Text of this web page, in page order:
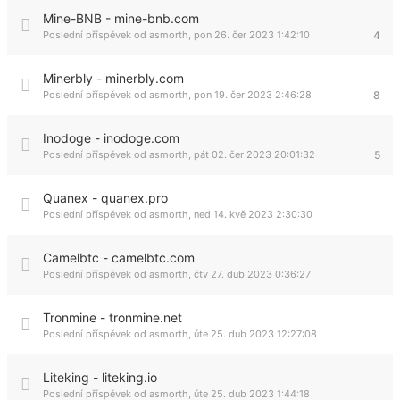
Mine-BNB - mine-bnb.com
4
Poslední příspěvek od asmorth, pon 26. čer 2023 1:42:10
Minerbly - minerbly.com
8
Poslední příspěvek od asmorth, pon 19. čer 2023 2:46:28
Inodoge - inodoge.com
5
Poslední příspěvek od asmorth, pát 02. čer 2023 20:01:32
Quanex - quanex.pro
Poslední příspěvek od asmorth, ned 14. kvě 2023 2:30:30
Camelbtc - camelbtc.com
Poslední příspěvek od asmorth, čtv 27. dub 2023 0:36:27
Tronmine - tronmine.net
Poslední příspěvek od asmorth, úte 25. dub 2023 12:27:08
Liteking - liteking.io
Poslední příspěvek od asmorth, úte 25. dub 2023 1:44:18